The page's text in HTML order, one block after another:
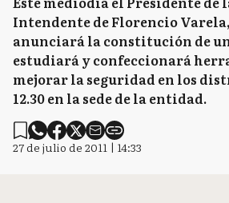
Intendente de Florencio
anunciará la constitución de
estudiará y confeccionará
mejorar la seguridad en los
12.30 en la sede de la entidad.
27 de julio de 2011 | 14:33